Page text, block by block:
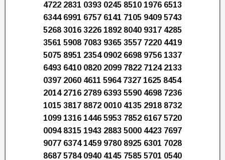
4722 2831 0393 0245 8510 1976 6513
6344 6991 6757 6141 7105 9409 5743
5268 3016 3226 1892 8040 9317 4285
3561 5908 7083 9365 3557 7220 4419
5075 8951 2354 0902 6698 9756 1337
6493 6410 0820 2099 7822 7124 2133
0397 2060 4611 5964 7327 1625 8454
2014 2716 2789 6393 5590 4698 7236
1015 3817 8872 0010 4135 2918 8732
1099 1316 1446 5953 7852 6167 5720
0094 8315 1943 2883 5000 4423 7697
9077 6374 1459 9780 8925 6301 7028
8687 5784 0940 4145 7585 5701 0540